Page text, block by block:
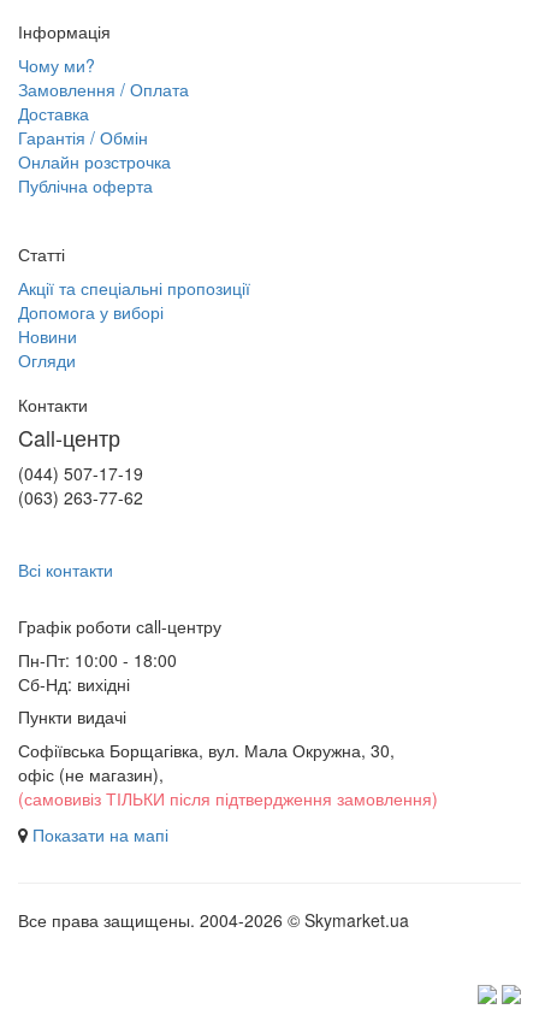
Інформація
Чому ми?
Замовлення / Оплата
Доставка
Гарантія / Обмін
Онлайн розстрочка
Публічна оферта
Статті
Акції та спеціальні пропозиції
Допомога у виборі
Новини
Огляди
Контакти
Call-центр
(044) 507-17-19
(063) 263-77-62
Всі контакти
Графік роботи сall-центру
Пн-Пт: 10:00 - 18:00
Сб-Нд: вихідні
Пункти видачі
Софіївська Борщагівка, вул. Мала Окружна, 30,
офіс (не магазин),
(самовивіз ТІЛЬКИ після підтвердження замовлення)
Показати на мапі
Все права защищены. 2004-2026 © Skymarket.ua